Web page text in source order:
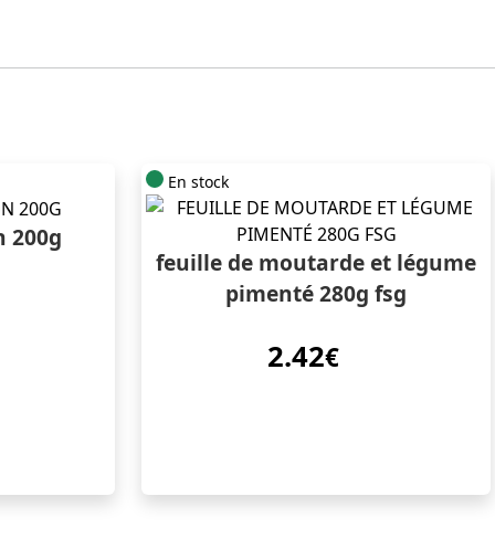
200g
En stock
feuille de moutarde et légume
pimenté 280g fsg
2.42€